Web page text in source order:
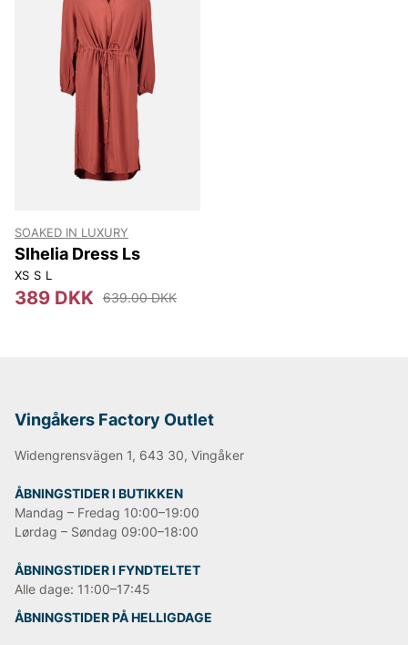
SOAKED IN LUXURY
Slhelia Dress Ls
XS S L
389 DKK 639.00 DKK
Vingåkers Factory Outlet
Widengrensvägen 1, 643 30, Vingåker
ÅBNINGSTIDER I BUTIKKEN
Mandag – Fredag 10:00–19:00
Lørdag – Søndag 09:00–18:00
ÅBNINGSTIDER I FYNDTELTET
Alle dage: 11:00–17:45
ÅBNINGSTIDER PÅ HELLIGDAGE